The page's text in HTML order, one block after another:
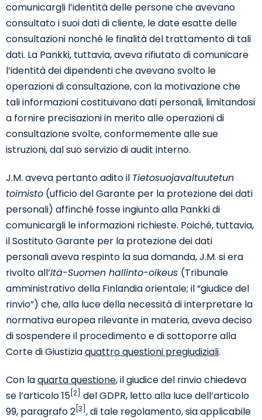
comunicargli l’identità delle persone che avevano
consultato i suoi dati di cliente, le date esatte delle
consultazioni nonché le finalità del trattamento di tali
dati. La Pankki, tuttavia, aveva rifiutato di comunicare
l’identità dei dipendenti che avevano svolto le
operazioni di consultazione, con la motivazione che
tali informazioni costituivano dati personali, limitandosi
a fornire precisazioni in merito alle operazioni di
consultazione svolte, conformemente alle sue
istruzioni, dal suo servizio di audit interno.
J.M. aveva pertanto adito il Tietosuojavaltuutetun
toimisto (ufficio del Garante per la protezione dei dati
personali) affinché fosse ingiunto alla Pankki di
comunicargli le informazioni richieste. Poiché, tuttavia,
il Sostituto Garante per la protezione dei dati
personali aveva respinto la sua domanda, J.M. si era
rivolto all’Itä-Suomen hallinto-oikeus (Tribunale
amministrativo della Finlandia orientale; il “giudice del
rinvio”) che, alla luce della necessità di interpretare la
normativa europea rilevante in materia, aveva deciso
di sospendere il procedimento e di sottoporre alla
Corte di Giustiziaquattro questioni pregiudiziali.
Con laquarta questione, il giudice del rinvio chiedeva
se l’articolo 15 [2] del GDPR, letto alla luce dell’articolo
99, paragrafo 2 [3] , di tale regolamento, sia applicabile